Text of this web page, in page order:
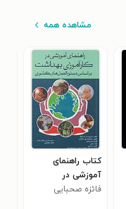
مشاهده همه
کتاب راهنمای
آموزشی در
کارآموزی بهداشت
فائزه صحبایی